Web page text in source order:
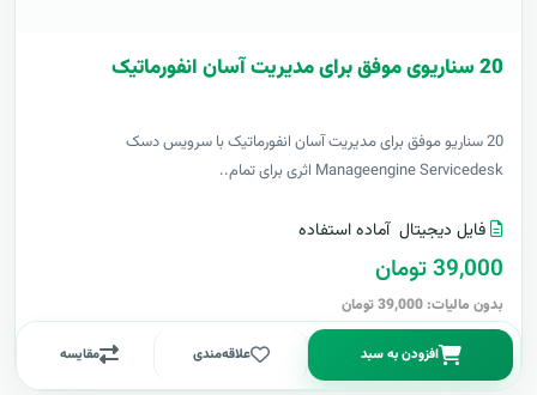
20 سناریوی موفق برای مدیریت آسان انفورماتیک
20 سناریو موفق برای مدیریت آسان انفورماتیک با سرویس دسک
Manageengine Servicedesk اثری برای تمام..
فایل دیجیتال آماده استفاده
39,000 تومان
بدون مالیات: 39,000 تومان
افزودن به سبد علاقه‌مندی مقایسه